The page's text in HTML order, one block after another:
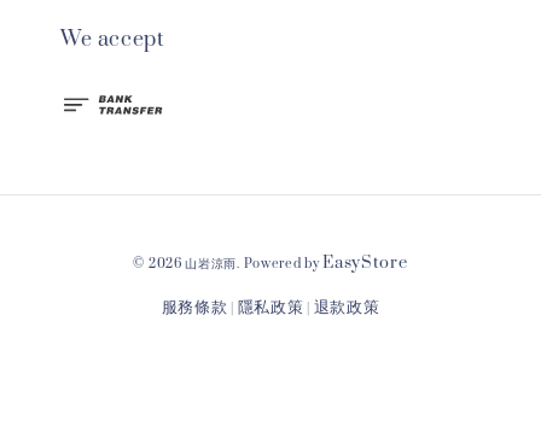
We accept
© 2026 山岩涼雨. Powered byEasyStore
服務條款 隱私政策 退款政策